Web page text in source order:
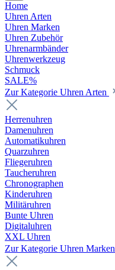
Home
Uhren Arten
Uhren Marken
Uhren Zubehör
Uhrenarmbänder
Uhrenwerkzeug
Schmuck
SALE%
Zur Kategorie Uhren Arten
Herrenuhren
Damenuhren
Automatikuhren
Quarzuhren
Fliegeruhren
Taucheruhren
Chronographen
Kinderuhren
Militäruhren
Bunte Uhren
Digitaluhren
XXL Uhren
Zur Kategorie Uhren Marken